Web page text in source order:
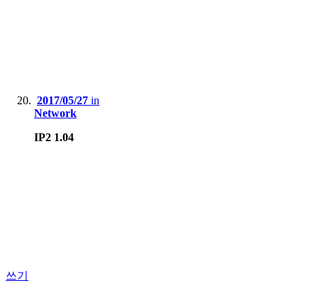
2017/05/27 in
Network
IP2 1.04
쓰기